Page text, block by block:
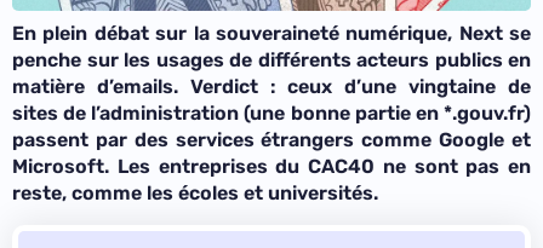
En plein débat sur la souveraineté numérique, Next se
penche sur les usages de différents acteurs publics en
matière d’emails. Verdict : ceux d’une vingtaine de
sites de l’administration (une bonne partie en *.gouv.fr)
passent par des services étrangers comme Google et
Microsoft. Les entreprises du CAC40 ne sont pas en
reste, comme les écoles et universités.